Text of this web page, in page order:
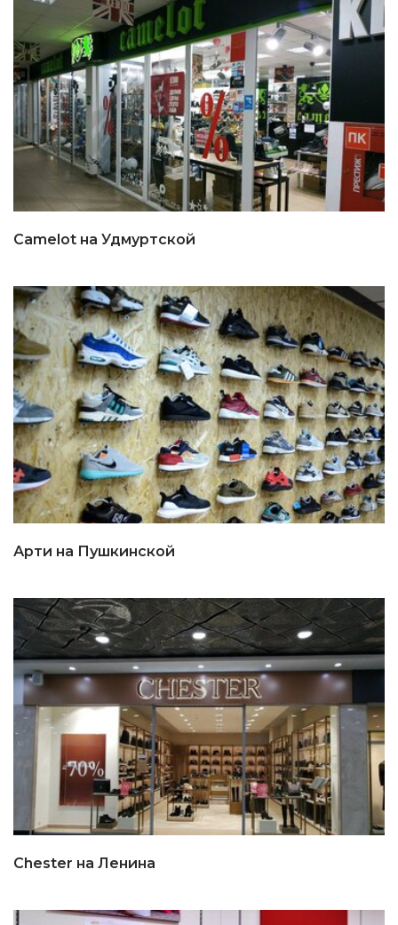
Camelot на Удмуртской
Арти на Пушкинской
Chester на Ленина